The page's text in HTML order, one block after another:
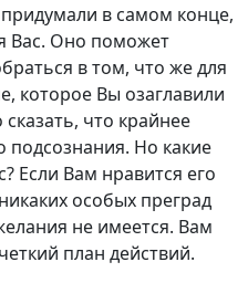
в самом конце,
Вас. Оно поможет
в том, что же для
которое Вы озаглавили
что крайнее
подсознания. Но какие
Если Вам нравится его
особых преград
не имеется. Вам
план действий.